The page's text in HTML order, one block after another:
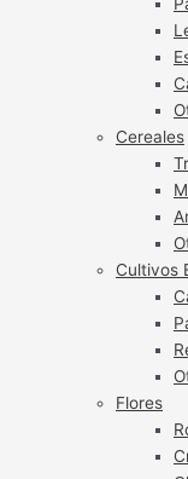
Cereales
Cultivos
Flores